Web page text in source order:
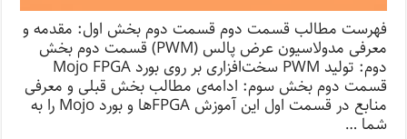
فهرست مطالب قسمت دوم قسمت دوم بخش اول: مقدمه و
معرفی مدولاسیون عرض پالس (PWM) قسمت دوم بخش
دوم: تولید PWM سخت‌افزاری بر روی بورد Mojo FPGA
قسمت دوم بخش سوم: ادامه‌ی مطالب بخش قبلی و معرفی
منابع در قسمت اول این آموزش FPGA‌ها و بورد Mojo را به
شما …